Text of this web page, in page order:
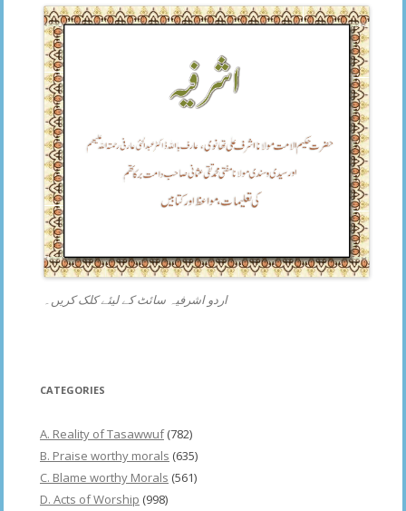
اردو اشرفیہ سائٹ کے لیئے کلک کریں۔
CATEGORIES
A. Reality of Tasawwuf(782)
B. Praise worthy morals (635)
C. Blame worthy Morals (561)
D. Acts of Worship (998)